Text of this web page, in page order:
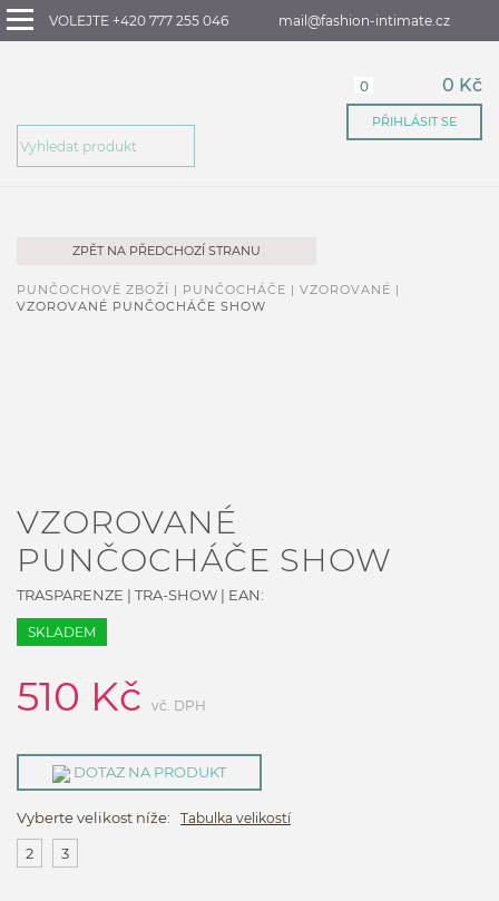
VOLEJTE +420 777 255 046 mail@fashion-intimate.cz
0 0 Kč
PŘIHLÁSIT SE
ZPĚT NA PŘEDCHOZÍ STRANU
PUNČOCHOVÉ ZBOŽÍ | PUNČOCHÁČE | VZOROVANÉ |
VZOROVANÉ PUNČOCHÁČE SHOW
VZOROVANÉ
PUNČOCHÁČE SHOW
TRASPARENZE | TRA-SHOW | EAN:
SKLADEM
510 Kč vč. DPH
DOTAZ NA PRODUKT
Vyberte velikost níže: Tabulka velikostí
2 3